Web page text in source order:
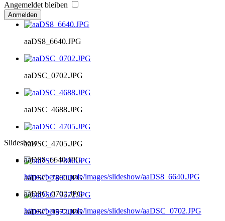
Angemeldet bleiben
Anmelden
aaDS8_6640.JPG
aaDSC_0702.JPG
aaDSC_4688.JPG
aaDSC_4705.JPG
aaDSC_7800.JPG
aaDSC_9572.JPG
Slideshow
aaDS8_6640.JPG
https://berg-cup.de/images/slideshow/aaDS8_6640.JPG
aaDSC_0702.JPG
https://berg-cup.de/images/slideshow/aaDSC_0702.JPG